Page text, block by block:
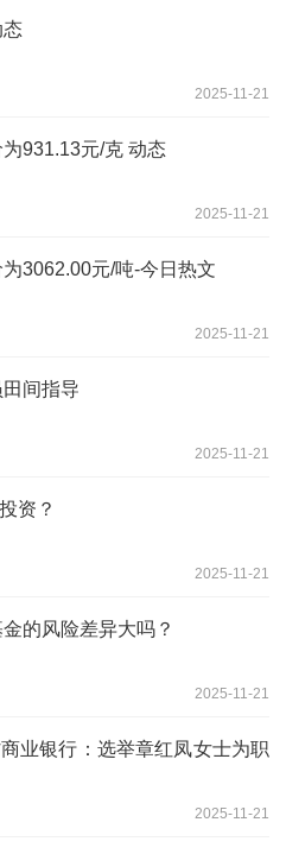
态
2025-11-21
931.13元/克 动态
2025-11-21
3062.00元/吨-今日热文
2025-11-21
间指导
2025-11-21
资？
2025-11-21
的风险差异大吗？
2025-11-21
业银行：选举章红凤女士为职
2025-11-21